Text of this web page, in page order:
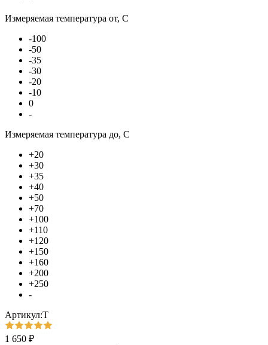
Измеряемая температура от, С
-100
-50
-35
-30
-20
-10
0
-
Измеряемая температура до, С
+20
+30
+35
+40
+50
+70
+100
+110
+120
+150
+160
+200
+250
-
Артикул:Т
1 650 ₽